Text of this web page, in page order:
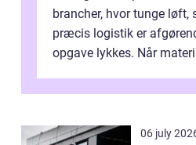
brancher, hvor tunge løft,
præcis logistik er
opgave lykkes. Når
06 july